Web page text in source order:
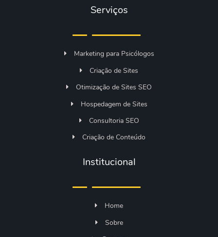
Serviços
Marketing para Psicólogos
Criação de Sites
Otimização de Sites SEO
Hospedagem de Sites
Consultoria SEO
Criação de Conteúdo
Institucional
Home
Sobre